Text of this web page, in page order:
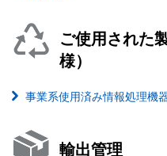
ご使用された
様）
事業系使用済み情報処理機
輸出管理